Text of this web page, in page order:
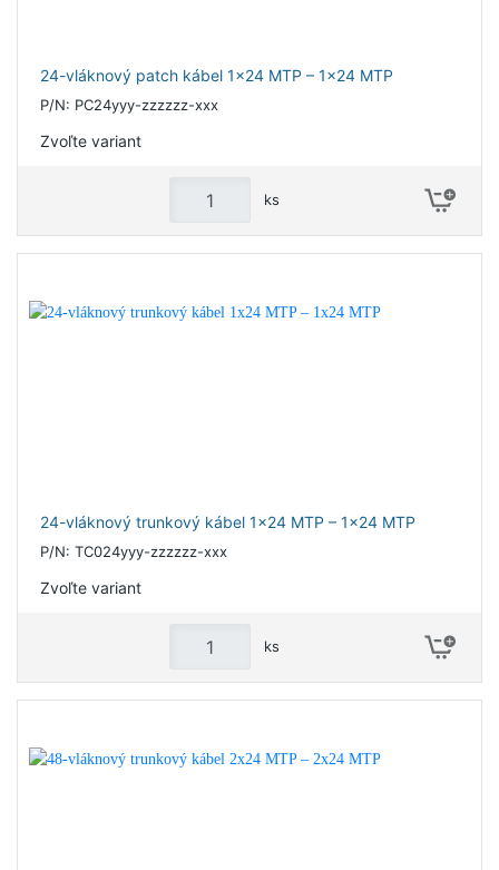
24-vláknový patch kábel 1x24 MTP – 1x24 MTP
P/N: PC24yyy-zzzzzz-xxx
Zvoľte variant
ks
24-vláknový trunkový kábel 1x24 MTP – 1x24 MTP
P/N: TC024yyy-zzzzzz-xxx
Zvoľte variant
ks